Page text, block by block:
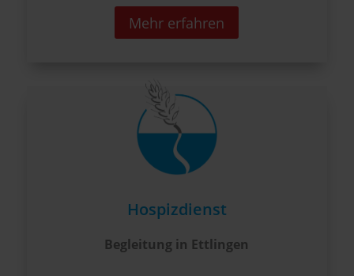
Mehr erfahren
Hospizdienst
Begleitung in Ettlingen